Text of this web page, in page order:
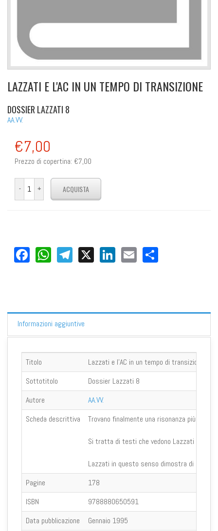
LAZZATI E L'AC IN UN TEMPO DI TRANSIZIONE
DOSSIER LAZZATI 8
AA.VV.
€7,00
Prezzo di copertina: €7,00
Facebook
WhatsApp
Telegram
X LinkedIn
Email
Informazioni aggiuntive
Titolo
Lazzati e l'AC in un tempo di transizione
Sottotitolo
Dossier Lazzati 8
Autore
AA.VV.
Scheda descrittiva
Trovano finalmente una risonanza più
Si tratta di testi che vedono Lazzati
Lazzati in questo senso dimostra di poter
Pagine
178
ISBN
9788880650591
Data pubblicazione
Gennaio 1995